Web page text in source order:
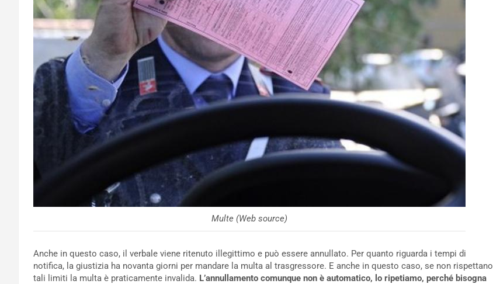
Multe (Web source)
Anche in questo caso, il verbale viene ritenuto illegittimo e può essere annullato. Per quanto riguarda i tempi di
notifica, la giustizia ha novanta giorni per mandare la multa al trasgressore. E anche in questo caso, se non rispettano
tali limiti la multa è praticamente invalida. L’annullamento comunque non è automatico, lo ripetiamo, perché bisogna